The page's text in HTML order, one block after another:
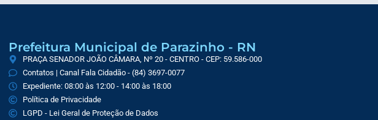
Prefeitura Municipal de Parazinho - RN
PRAÇA SENADOR JOÃO CÂMARA, Nº 20 - CENTRO - CEP: 59.586-000
Contatos | Canal Fala Cidadão - (84) 3697-0077
Expediente: 08:00 às 12:00 - 14:00 às 18:00
Política de Privacidade
LGPD - Lei Geral de Proteção de Dados